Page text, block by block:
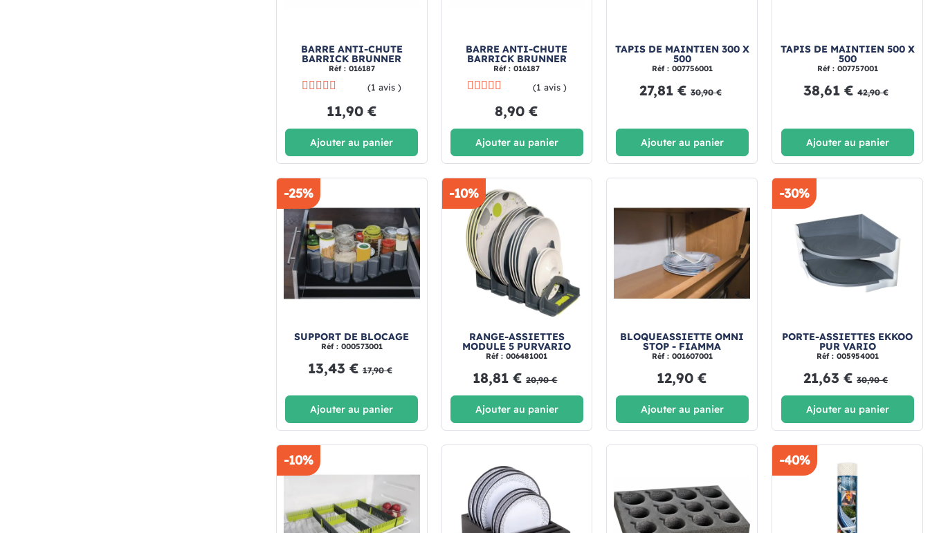
BARRE ANTI-CHUTE
BARRICK BRUNNER
Réf : 016187
(1 avis )
11,90 €
Ajouter au panier
BARRE ANTI-CHUTE
BARRICK BRUNNER
Réf : 016187
(1 avis )
8,90 €
Ajouter au panier
TAPIS DE MAINTIEN 300 X
500
Réf : 007756001
27,81 € 30,90 €
Ajouter au panier
TAPIS DE MAINTIEN 500 X
500
Réf : 007757001
38,61 € 42,90 €
Ajouter au panier
-25%
SUPPORT DE BLOCAGE
Réf : 000573001
13,43 € 17,90 €
Ajouter au panier
-10%
RANGE-ASSIETTES
MODULE 5 PURVARIO
Réf : 006481001
18,81 € 20,90 €
Ajouter au panier
BLOQUEASSIETTE OMNI
STOP - FIAMMA
Réf : 001607001
12,90 €
Ajouter au panier
-30%
PORTE-ASSIETTES EKKOO
PUR VARIO
Réf : 005954001
21,63 € 30,90 €
Ajouter au panier
-10% -40%